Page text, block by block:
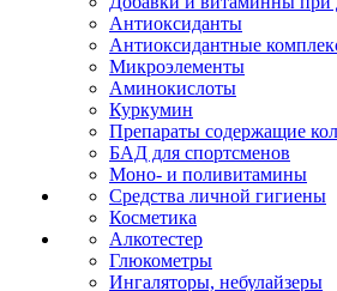
Антиоксиданты
Антиоксидантные
Микроэлементы
Аминокислоты
Куркумин
Препараты содержащие
БАД для спортсменов
Моно- и поливитамины
Средства личной гигиены
Косметика
Алкотестер
Глюкометры
Ингаляторы, небулайзеры